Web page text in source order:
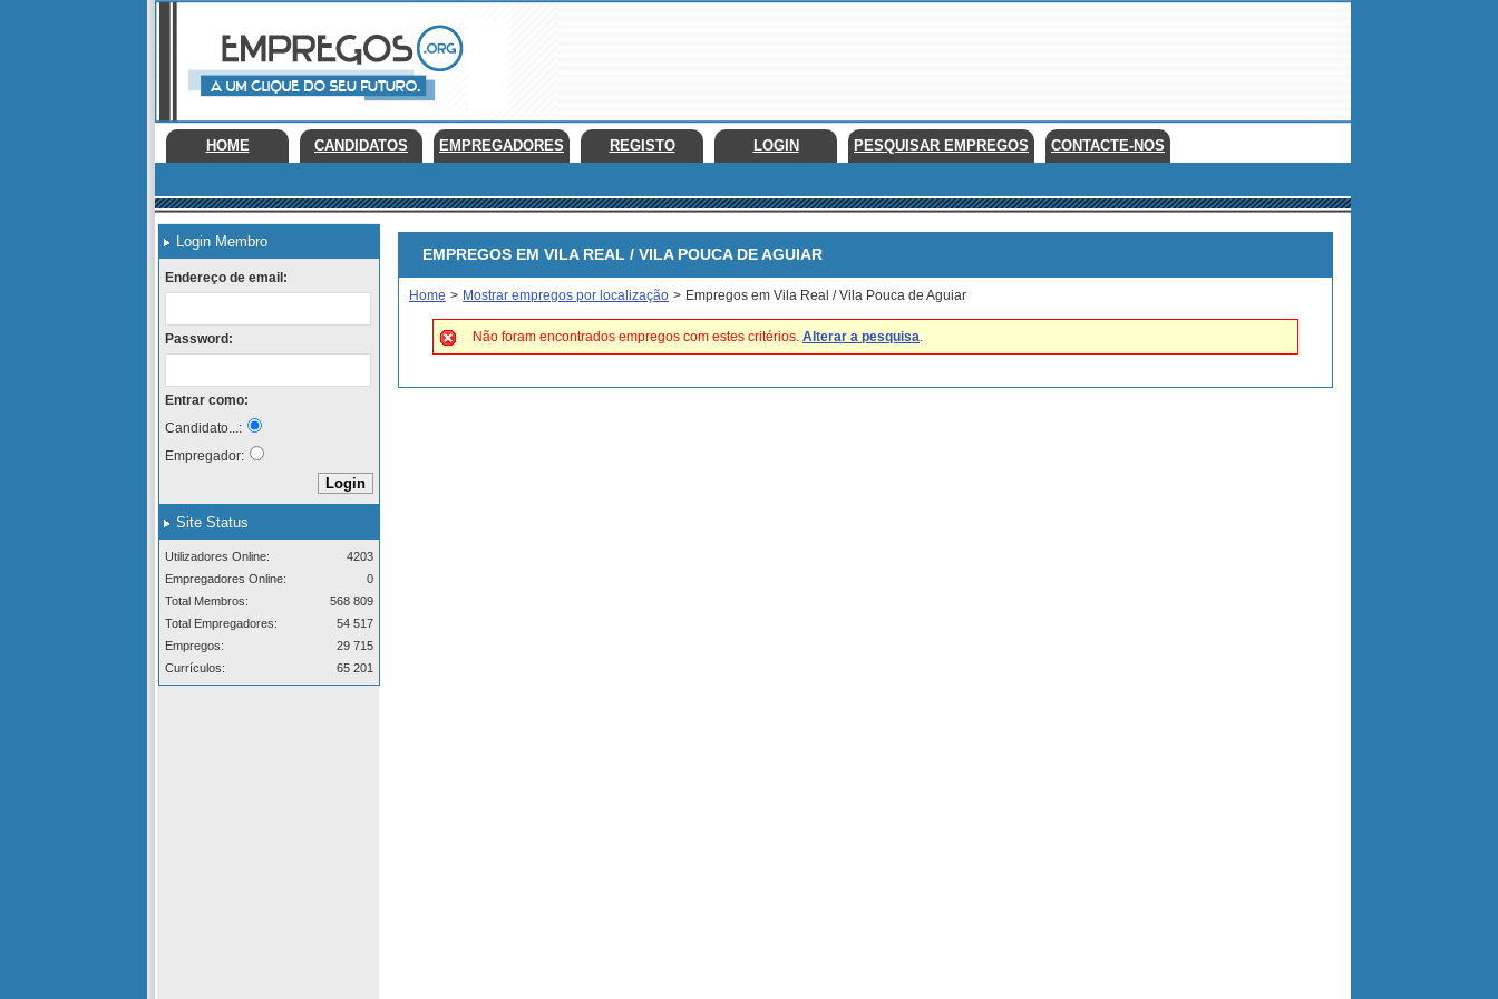
HOME CANDIDATOS EMPREGADORES REGISTO LOGIN PESQUISAR EMPREGOS CONTACTE-NOS
Login Membro
Endereço de email:
Password:
Entrar como:
Candidato...:
Empregador:
Site Status
Utilizadores Online:
4203
Empregadores Online:
0
Total Membros:
568 809
Total Empregadores:
54 517
Empregos:
29 715
Currículos:
65 201
EMPREGOS EM VILA REAL / VILA POUCA DE AGUIAR
Home > Mostrar empregos por localização > Empregos em Vila Real / Vila Pouca de Aguiar
Não foram encontrados empregos com estes critérios. Alterar a pesquisa.